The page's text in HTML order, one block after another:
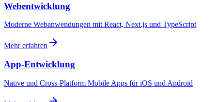
Webentwicklung
Moderne Webanwendungen mit React, Next.js und TypeScript
Mehr erfahren
App-Entwicklung
Native und Cross-Platform Mobile Apps für iOS und Android